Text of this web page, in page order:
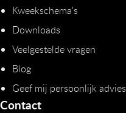
Kweekschema's
Downloads
Veelgestelde vragen
Blog
Geef mij persoonlijk advies
Contact